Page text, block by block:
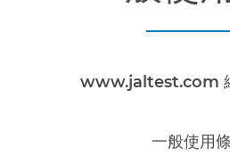
www.jaltest.com
一般使用